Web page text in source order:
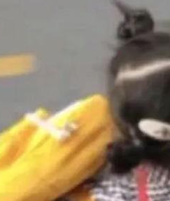
41%，每 token
省的不仅是显
真正听懂。通过
的文字直接给
进为“理解语
ASR 3.0 previe
覆盖粤语、吴语
小片区。在开
在多语种的